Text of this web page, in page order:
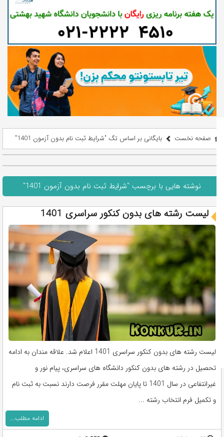
صفحه نخست بایگانی بر اساس تگ "شرایط ثبت نام بدون آزمون 1401"
نوشته هایی با برچسب "شرایط ثبت نام بدون آزمون 1401"
لیست رشته های بدون کنکور سراسری 1401
لیست رشته های بدون کنکور سراسری 1401 اعلام شد. علاقه مندان به ادامه
تحصیل در رشته های بدون کنکور دانشگاه های سراسری، پیام نور و
غیرانتفاعی در سال 1401 تا پایان مهلت مقرر فرصت دارند نسبت به ثبت نام
و تکمیل فرم انتخاب رشته ...
ادامه مطلب...